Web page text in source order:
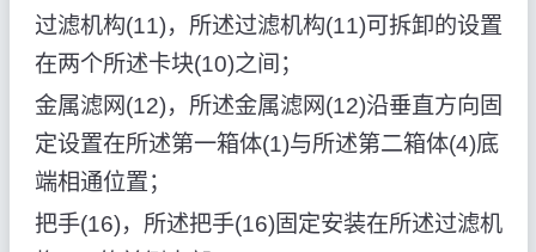
过滤机构(11)，所述过滤机构(11)可拆卸的设置
在两个所述卡块(10)之间；
金属滤网(12)，所述金属滤网(12)沿垂直方向固
定设置在所述第一箱体(1)与所述第二箱体(4)底
端相通位置；
把手(16)，所述把手(16)固定安装在所述过滤机